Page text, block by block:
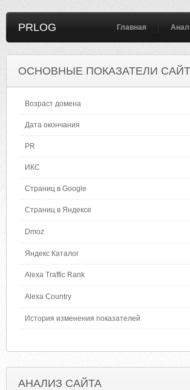
PRLOG Главная
ОСНОВНЫЕ ПОКАЗАТЕЛИ
Возраст домена
Дата окончания
PR
ИКС
Страниц в Google
Страниц в Яндексе
Dmoz
Яндекс Каталог
Alexa Traffic Rank
Alexa Country
История изменения показателей
АНАЛИЗ САЙТА